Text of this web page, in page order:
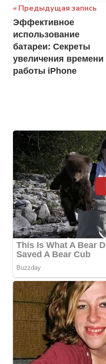
Навигация
по
записям
Предыдущая запись
Эффективное
использование
батареи: Секреты
увеличения времени
работы iPhone